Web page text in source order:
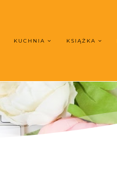
KUCHNIA KSIĄŻKA